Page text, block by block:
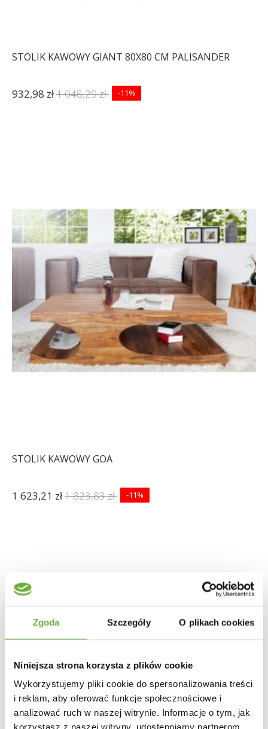
Zgoda Szczegóły O plikach cookies
Niniejsza strona korzysta z plików cookie
Wykorzystujemy pliki cookie do spersonalizowania treści
i reklam, aby oferować funkcje społecznościowe i
analizować ruch w naszej witrynie. Informacje o tym, jak
korzystasz z naszej witryny, udostępniamy partnerom
STOLIK KAWOWY GIANT 80X80 CM PALISANDER
932,98 zł1 048,29 zł -11%
STOLIK KAWOWY GOA
1 623,21 zł1 823,83 zł -11%